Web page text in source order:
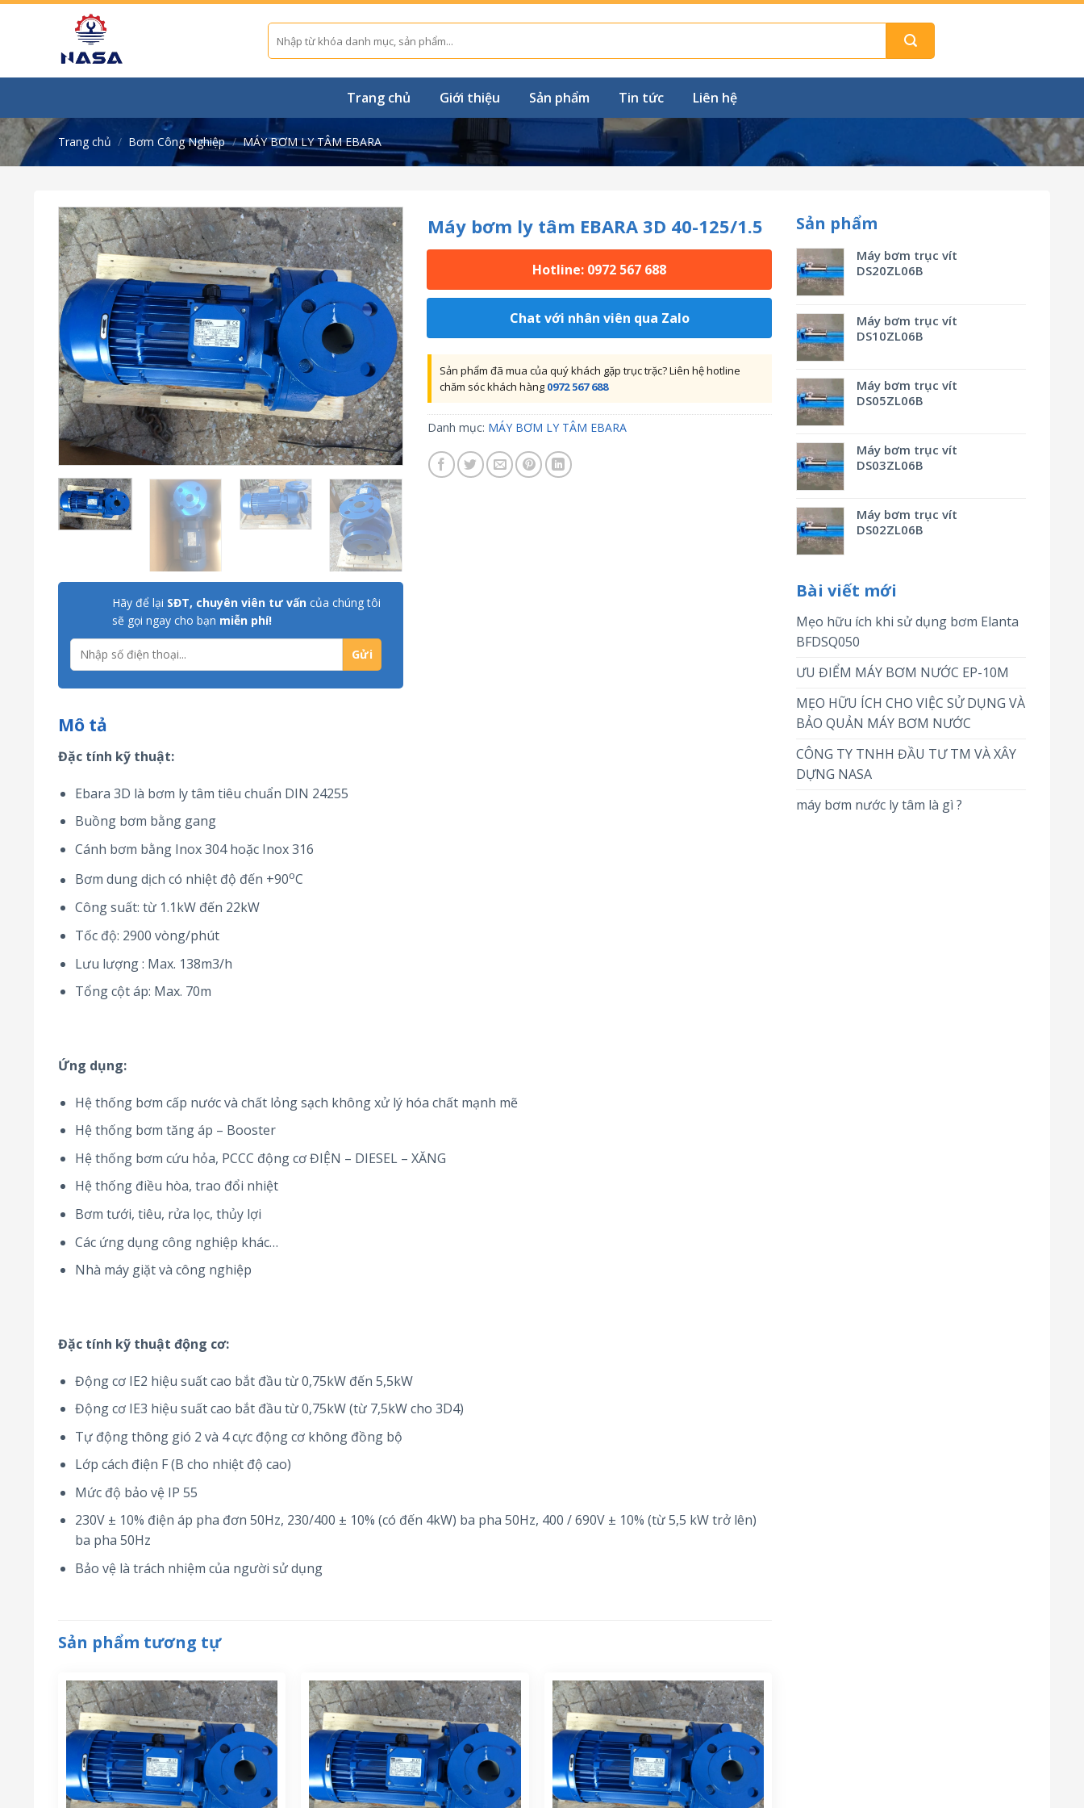
Skip
Tìm
kiếm:
Trang chủ Giới thiệu Sản phẩm Tin tức Liên hệ
Trang chủ / Bơm Công Nghiệp / MÁY BƠM LY TÂM EBARA
Sản phẩm
Máy bơm trục vít
DS20ZL06B
Máy bơm trục vít
DS10ZL06B
Máy bơm trục vít
DS05ZL06B
Máy bơm trục vít
DS03ZL06B
Máy bơm trục vít
DS02ZL06B
Bài viết mới
Mẹo hữu ích khi sử dụng bơm Elanta
BFDSQ050
ƯU ĐIỂM MÁY BƠM NƯỚC EP-10M
MẸO HỮU ÍCH CHO VIỆC SỬ DỤNG VÀ
BẢO QUẢN MÁY BƠM NƯỚC
CÔNG TY TNHH ĐẦU TƯ TM VÀ XÂY
DỰNG NASA
máy bơm nước ly tâm là gì ?
Hãy để lại SĐT, chuyên viên tư vấn của chúng tôi
sẽ gọi ngay cho bạn miễn phí!
Máy bơm ly tâm EBARA 3D 40-125/1.5
Hotline: 0972 567 688
Chat với nhân viên qua Zalo
Sản phẩm đã mua của quý khách gặp trục trặc? Liên hệ hotline
chăm sóc khách hàng 0972 567 688
Danh mục: MÁY BƠM LY TÂM EBARA
Mô tả
Đặc tính kỹ thuật:
Ebara 3D là bơm ly tâm tiêu chuẩn DIN 24255
Buồng bơm bằng gang
Cánh bơm bằng Inox 304 hoặc Inox 316
Bơm dung dịch có nhiệt độ đến +90oC
Công suất: từ 1.1kW đến 22kW
Tốc độ: 2900 vòng/phút
Lưu lượng : Max. 138m3/h
Tổng cột áp: Max. 70m
Ứng dụng:
Hệ thống bơm cấp nước và chất lỏng sạch không xử lý hóa chất mạnh mẽ
Hệ thống bơm tăng áp – Booster
Hệ thống bơm cứu hỏa, PCCC động cơ ĐIỆN – DIESEL – XĂNG
Hệ thống điều hòa, trao đổi nhiệt
Bơm tưới, tiêu, rửa lọc, thủy lợi
Các ứng dụng công nghiệp khác…
Nhà máy giặt và công nghiệp
Đặc tính kỹ thuật động cơ:
Động cơ IE2 hiệu suất cao bắt đầu từ 0,75kW đến 5,5kW
Động cơ IE3 hiệu suất cao bắt đầu từ 0,75kW (từ 7,5kW cho 3D4)
Tự động thông gió 2 và 4 cực động cơ không đồng bộ
Lớp cách điện F (B cho nhiệt độ cao)
Mức độ bảo vệ IP 55
230V ± 10% điện áp pha đơn 50Hz, 230/400 ± 10% (có đến 4kW) ba pha 50Hz, 400 / 690V ± 10% (từ 5,5 kW trở lên)
ba pha 50Hz
Bảo vệ là trách nhiệm của người sử dụng
Sản phẩm tương tự